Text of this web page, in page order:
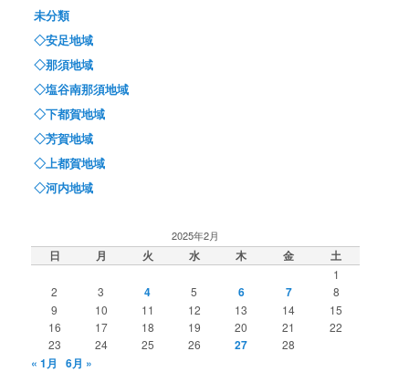
未分類
◇安足地域
◇那須地域
◇塩谷南那須地域
◇下都賀地域
◇芳賀地域
◇上都賀地域
◇河内地域
2025年2月
日 月 火 水 木 金 土
1
2
3 4 5 6 7
8
9
10 11 12 13 14
15
16
17 18 19 20 21
22
23
24 25 26 27 28
« 1月 6月 »